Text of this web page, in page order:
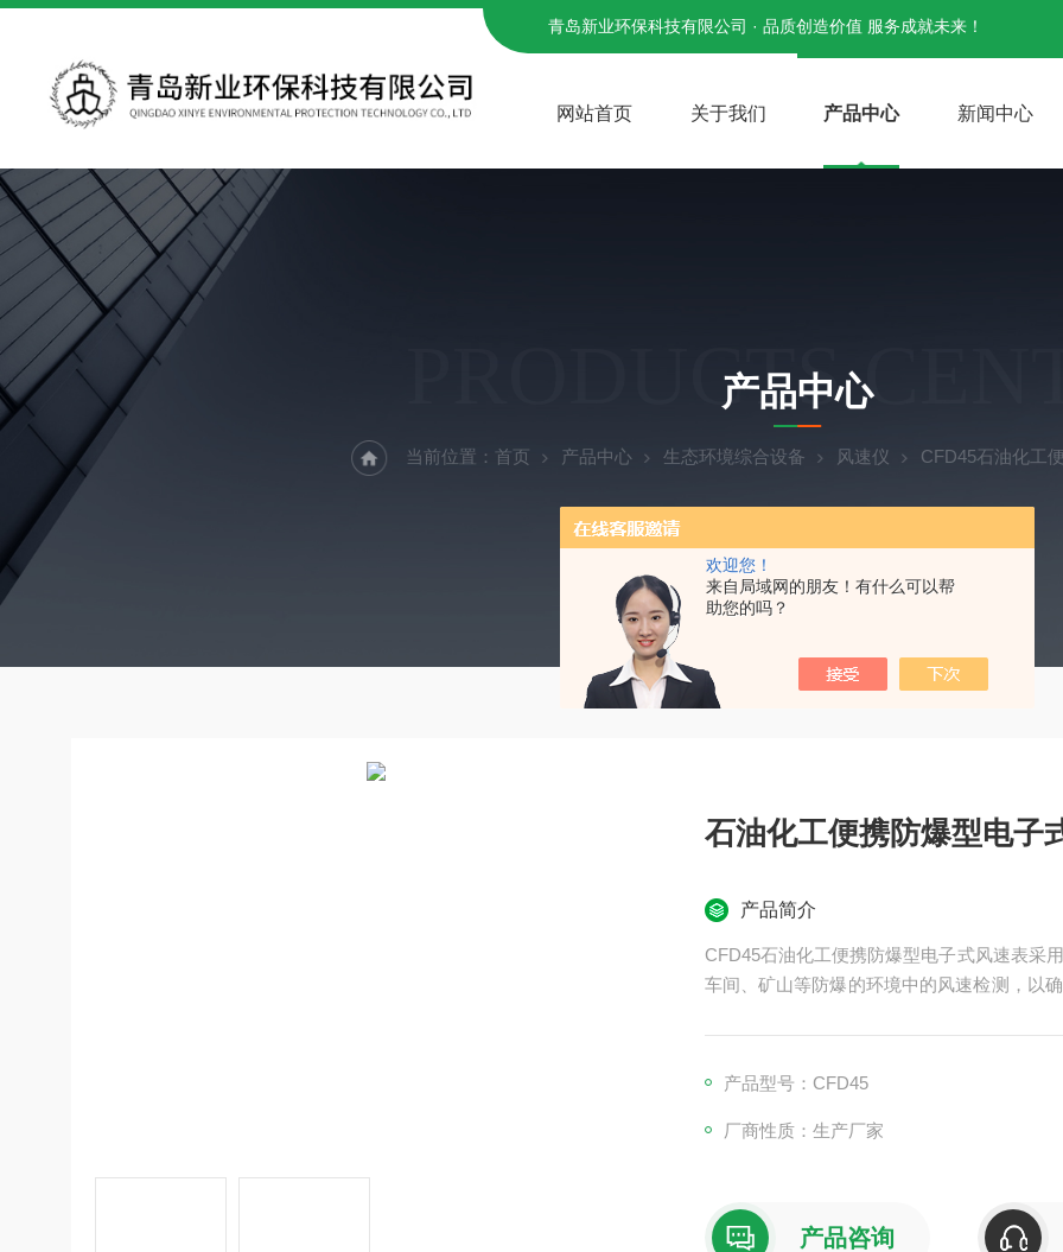
欢迎您！
来自局域网的朋友！有什么可以帮
助您的吗？
青岛新业环保科技有限公司 · 品质创造价值 服务成就未来！
网站首页 关于我们 产品中心 新闻中心
PRODUCTS
产品中心
当前位置： 首页 产品中心 生态环境综合设备 风速仪 CFD45石油化工
石油化工便携防爆型电子
产品简介
CFD45石油化工便携防爆型电子式风速表采
车间、矿山等防爆的环境中的风速检测，以
产品型号：CFD45
厂商性质：生产厂家
产品咨询